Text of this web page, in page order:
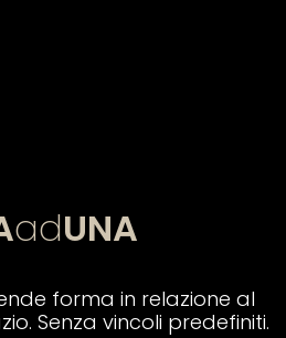
adUNA
forma in relazione al
Senza vincoli predefiniti.